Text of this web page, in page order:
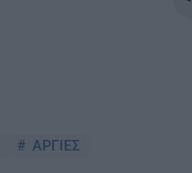
ΑΡΓΙΕΣ